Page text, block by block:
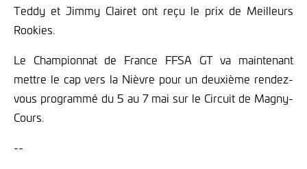
Teddy et Jimmy Clairet ont reçu le prix de Meilleurs
Rookies.
Le Championnat de France FFSA GT va maintenant
mettre le cap vers la Nièvre pour un deuxième rendez-
vous programmé du 5 au 7 mai sur le Circuit de Magny-
Cours.
--